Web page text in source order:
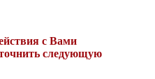
с Вами
следующую